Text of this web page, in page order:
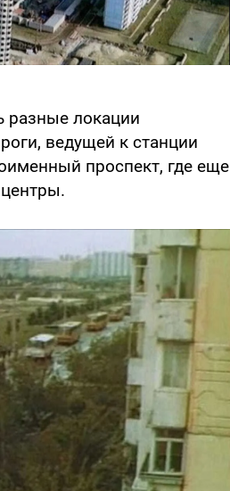
разные локации
ведущей к станции
проспект, где еще